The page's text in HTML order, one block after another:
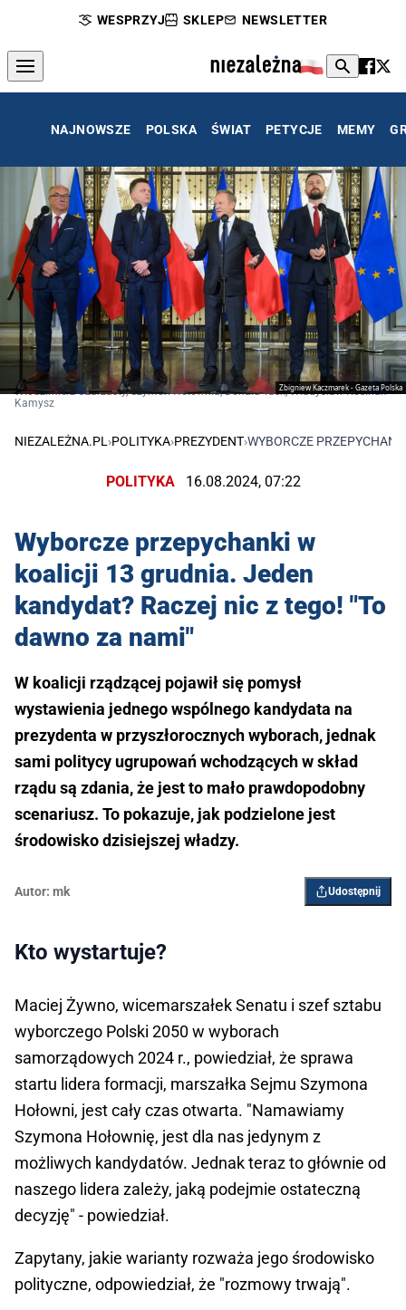
WESPRZYJ SKLEP NEWSLETTER
NAJNOWSZE POLSKA ŚWIAT PETYCJE MEMY
Zbigniew Kaczmarek - Gazeta Polska
Włodzimierz Czarzasty, Szymon Hołownia, Donald Tusk, Władysław Kosinak-
Kamysz
NIEZALEŻNA.PL ›POLITYKA›PREZYDENT›WYBORCZE
POLITYKA 16.08.2024, 07:22
Wyborcze przepychanki w
koalicji 13 grudnia. Jeden
kandydat? Raczej nic z tego! "To
dawno za nami"
W koalicji rządzącej pojawił się pomysł
wystawienia jednego wspólnego kandydata na
prezydenta w przyszłorocznych wyborach, jednak
sami politycy ugrupowań wchodzących w skład
rządu są zdania, że jest to mało prawdopodobny
scenariusz. To pokazuje, jak podzielone jest
środowisko dzisiejszej władzy.
Autor: mk Udostępnij
Kto wystartuje?
Maciej Żywno, wicemarszałek Senatu i szef sztabu
wyborczego Polski 2050 w wyborach
samorządowych 2024 r., powiedział, że sprawa
startu lidera formacji, marszałka Sejmu Szymona
Hołowni, jest cały czas otwarta. "Namawiamy
Szymona Hołownię, jest dla nas jedynym z
możliwych kandydatów. Jednak teraz to głównie od
naszego lidera zależy, jaką podejmie ostateczną
decyzję" - powiedział.
Zapytany, jakie warianty rozważa jego środowisko
polityczne, odpowiedział, że "rozmowy trwają".